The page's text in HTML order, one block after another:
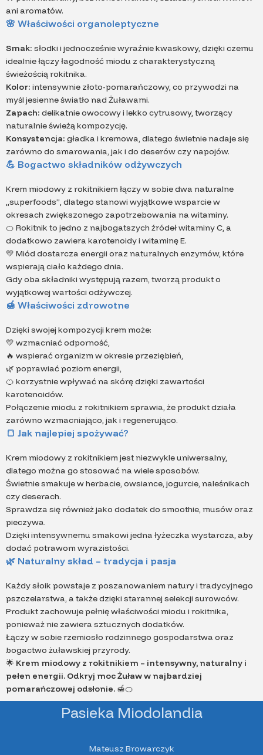
ani aromatów.
🌸 Właściwości organoleptyczne
Smak: słodki i jednocześnie wyraźnie kwaskowy, dzięki czemu
idealnie łączy łagodność miodu z charakterystyczną
świeżością rokitnika.
Kolor: intensywnie złoto-pomarańczowy, co przywodzi na
myśl jesienne światło nad Żuławami.
Zapach: delikatnie owocowy i lekko cytrusowy, tworzący
naturalnie świeżą kompozycję.
Konsystencja: gładka i kremowa, dlatego świetnie nadaje się
zarówno do smarowania, jak i do deserów czy napojów.
💪 Bogactwo składników odżywczych
Krem miodowy z rokitnikiem łączy w sobie dwa naturalne
„superfoods”, dlatego stanowi wyjątkowe wsparcie w
okresach zwiększonego zapotrzebowania na witaminy.
🍊 Rokitnik to jedno z najbogatszych źródeł witaminy C, a
dodatkowo zawiera karotenoidy i witaminę E.
💛 Miód dostarcza energii oraz naturalnych enzymów, które
wspierają ciało każdego dnia.
Gdy oba składniki występują razem, tworzą produkt o
wyjątkowej wartości odżywczej.
🍯 Właściwości zdrowotne
Dzięki swojej kompozycji krem może:
💛 wzmacniać odporność,
🔥 wspierać organizm w okresie przeziębień,
🌿 poprawiać poziom energii,
🍊 korzystnie wpływać na skórę dzięki zawartości
karotenoidów.
Połączenie miodu z rokitnikiem sprawia, że produkt działa
zarówno wzmacniająco, jak i regenerująco.
🍞 Jak najlepiej spożywać?
Krem miodowy z rokitnikiem jest niezwykle uniwersalny,
dlatego można go stosować na wiele sposobów.
Świetnie smakuje w herbacie, owsiance, jogurcie, naleśnikach
czy deserach.
Sprawdza się również jako dodatek do smoothie, musów oraz
pieczywa.
Dzięki intensywnemu smakowi jedna łyżeczka wystarcza, aby
dodać potrawom wyrazistości.
🌿 Naturalny skład – tradycja i pasja
Każdy słoik powstaje z poszanowaniem natury i tradycyjnego
pszczelarstwa, a także dzięki starannej selekcji surowców.
Produkt zachowuje pełnię właściwości miodu i rokitnika,
ponieważ nie zawiera sztucznych dodatków.
Łączy w sobie rzemiosło rodzinnego gospodarstwa oraz
bogactwo żuławskiej przyrody.
🌟 Krem miodowy z rokitnikiem – intensywny, naturalny i
pełen energii. Odkryj moc Żuław w najbardziej
pomarańczowej odsłonie. 🍯🍊
Pasieka Miodolandia
Mateusz Browarczyk